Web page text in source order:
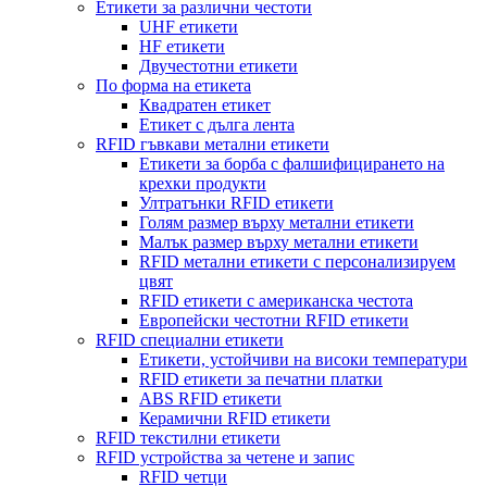
Етикети за различни честоти
UHF етикети
HF етикети
Двучестотни етикети
По форма на етикета
Квадратен етикет
Етикет с дълга лента
RFID гъвкави метални етикети
Етикети за борба с фалшифицирането на
крехки продукти
Ултратънки RFID етикети
Голям размер върху метални етикети
Малък размер върху метални етикети
RFID метални етикети с персонализируем
цвят
RFID етикети с американска честота
Европейски честотни RFID етикети
RFID специални етикети
Етикети, устойчиви на високи температури
RFID етикети за печатни платки
ABS RFID етикети
Керамични RFID етикети
RFID текстилни етикети
RFID устройства за четене и запис
RFID четци